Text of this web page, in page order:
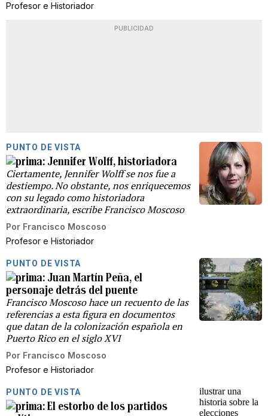
Profesor e Historiador
PUBLICIDAD
PUNTO DE VISTA
Jennifer Wolff, historiadora
Ciertamente, Jennifer Wolff se nos fue a
destiempo. No obstante, nos enriquecemos
con su legado como historiadora
extraordinaria, escribe Francisco Moscoso
Por Francisco Moscoso
Profesor e Historiador
PUNTO DE VISTA
Juan Martín Peña, el
personaje detrás del puente
Francisco Moscoso hace un recuento de las
referencias a esta figura en documentos
que datan de la colonización española en
Puerto Rico en el siglo XVI
Por Francisco Moscoso
Profesor e Historiador
PUNTO DE VISTA
El estorbo de los partidos